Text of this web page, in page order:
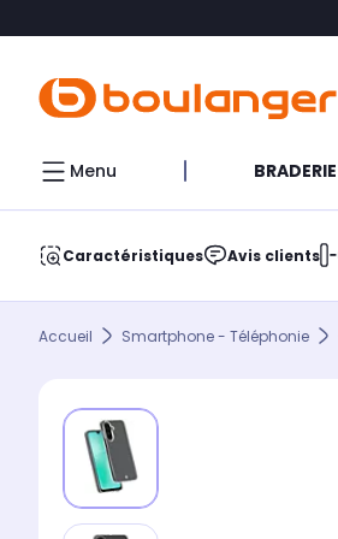
Menu BRADERIE
Caractéristiques Avis clients
Accueil Smartphone - Téléphonie